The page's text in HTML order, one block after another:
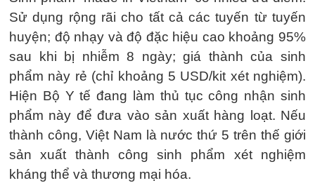
Sử dụng rộng rãi cho tất cả các tuyến từ tuyến
huyện; độ nhạy và độ đặc hiệu cao khoảng 95%
sau khi bị nhiễm 8 ngày; giá thành của sinh
phẩm này rẻ (chỉ khoảng 5 USD/kit xét nghiệm).
Hiện Bộ Y tế đang làm thủ tục công nhận sinh
phẩm này để đưa vào sản xuất hàng loạt. Nếu
thành công, Việt Nam là nước thứ 5 trên thế giới
sản xuất thành công sinh phẩm xét nghiệm
kháng thể và thương mại hóa.